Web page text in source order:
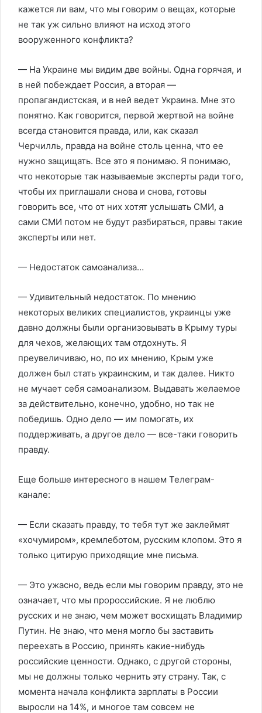
кажется ли вам, что мы говорим о вещах, которые
не так уж сильно влияют на исход этого
вооруженного конфликта?
— На Украине мы видим две войны. Одна горячая, и
в ней побеждает Россия, а вторая —
пропагандистская, и в ней ведет Украина. Мне это
понятно. Как говорится, первой жертвой на войне
всегда становится правда, или, как сказал
Черчилль, правда на войне столь ценна, что ее
нужно защищать. Все это я понимаю. Я понимаю,
что некоторые так называемые эксперты ради того,
чтобы их приглашали снова и снова, готовы
говорить все, что от них хотят услышать СМИ, а
сами СМИ потом не будут разбираться, правы такие
эксперты или нет.
— Недостаток самоанализа…
— Удивительный недостаток. По мнению
некоторых великих специалистов, украинцы уже
давно должны были организовывать в Крыму туры
для чехов, желающих там отдохнуть. Я
преувеличиваю, но, по их мнению, Крым уже
должен был стать украинским, и так далее. Никто
не мучает себя самоанализом. Выдавать желаемое
за действительно, конечно, удобно, но так не
победишь. Одно дело — им помогать, их
поддерживать, а другое дело — все-таки говорить
правду.
Еще больше интересного в нашем Телеграм-
канале:
— Если сказать правду, то тебя тут же заклеймят
«хочумиром», кремлеботом, русским клопом. Это я
только цитирую приходящие мне письма.
— Это ужасно, ведь если мы говорим правду, это не
означает, что мы пророссийские. Я не люблю
русских и не знаю, чем может восхищать Владимир
Путин. Не знаю, что меня могло бы заставить
переехать в Россию, принять какие-нибудь
российские ценности. Однако, с другой стороны,
мы не должны только чернить эту страну. Так, с
момента начала конфликта зарплаты в России
выросли на 14%, и многое там совсем не